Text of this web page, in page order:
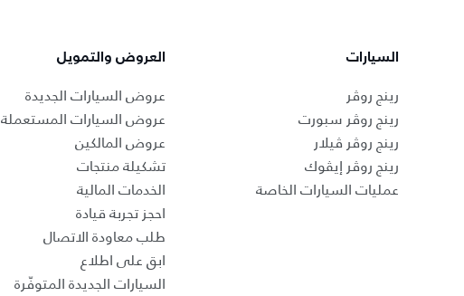
السيارات
رينج روڤر
رينج روڤر سبورت
رينج روڤر ڤيلار
رينج روڤر إيڤوك
عمليات السيارات الخاصة
العروض والتمويل
عروض السيارات الجديدة
عروض السيارات المستعملة
عروض المالكين
تشكيلة منتجات
الخدمات المالية
احجز تجربة قيادة
طلب معاودة الاتصال
ابق على اطلاع
السيارات الجديدة المتوفّرة